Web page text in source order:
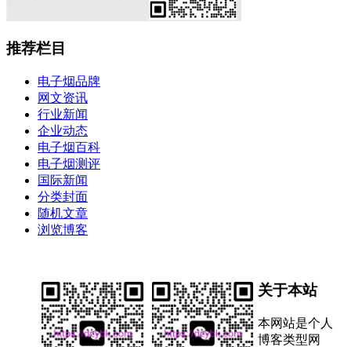
推荐栏目
电子烟品牌
网文资讯
行业新闻
企业动态
电子烟百科
电子烟测评
国际新闻
分类封面
随机文章
浏览博客
关于本站
本网站是个人
博客类型网